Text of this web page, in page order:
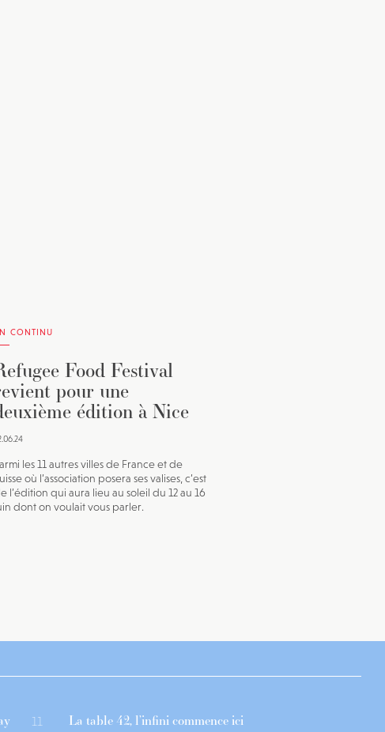
CONTINU
Food Festival
pour une
édition à Nice
les 11 autres villes de France et de
où l’association posera ses valises, c’est
l’édition qui aura lieu au soleil du 12 au 16
dont on voulait vous parler.
11 La table 42, l’infini commence ici